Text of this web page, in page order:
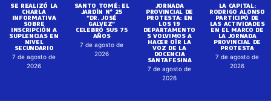
SE REALIZÓ LA
CHARLA
INFORMATIVA
SOBRE
INSCRIPCIÓN A
SUPLENCIAS EN
NIVEL
SECUNDARIO
7 de agosto de
2026
SANTO TOMÉ: EL
JARDÍN N° 25
“DR. JOSÉ
GALVEZ”
CELEBRÓ SUS 75
AÑOS
7 de agosto de
2026
JORNADA
PROVINCIAL DE
PROTESTA: EN
LOS 19
DEPARTAMENTO
S VOLVIMOS A
HACER OÍR LA
VOZ DE LA
DOCENCIA
SANTAFESINA
7 de agosto de
2026
LA CAPITAL:
RODRIGO ALONSO
PARTICIPÓ DE
LAS ACTIVIDADES
EN EL MARCO DE
LA JORNADA
PROVINCIAL DE
PROTESTA
7 de agosto de
2026